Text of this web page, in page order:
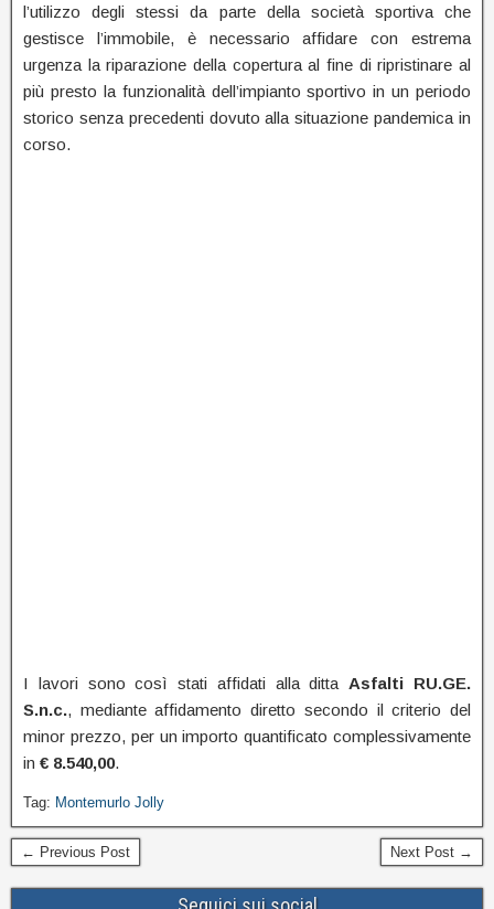
l’utilizzo degli stessi da parte della società sportiva che
gestisce l’immobile, è necessario affidare con estrema
urgenza la riparazione della copertura al fine di ripristinare al
più presto la funzionalità dell’impianto sportivo in un periodo
storico senza precedenti dovuto alla situazione pandemica in
corso.
I lavori sono così stati affidati alla ditta Asfalti RU.GE.
S.n.c., mediante affidamento diretto secondo il criterio del
minor prezzo, per un importo quantificato complessivamente
in € 8.540,00.
Tag: Montemurlo Jolly
← Previous Post Next Post →